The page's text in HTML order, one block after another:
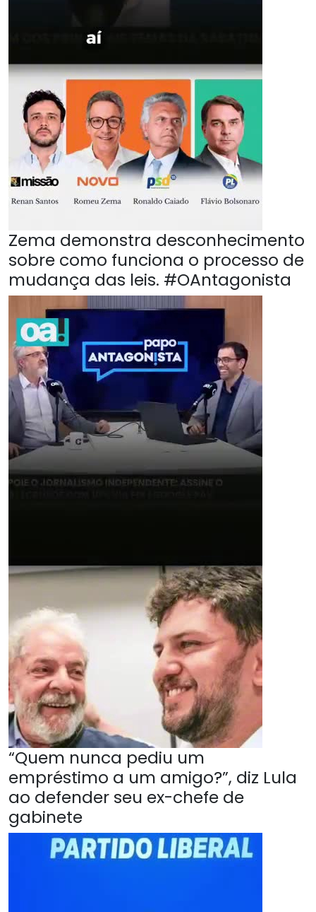
Zema demonstra desconhecimento
sobre como funciona o processo de
mudança das leis. #OAntagonista
“Quem nunca pediu um
empréstimo a um amigo?”, diz Lula
ao defender seu ex-chefe de
gabinete